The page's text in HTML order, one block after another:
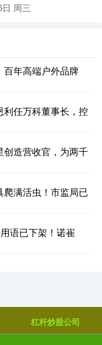
周三
百年高端户外品牌
任万科董事长，控
造营收官，为两千
爬满活虫！市监局已
语已下架！诺崔
杠杆炒股公司